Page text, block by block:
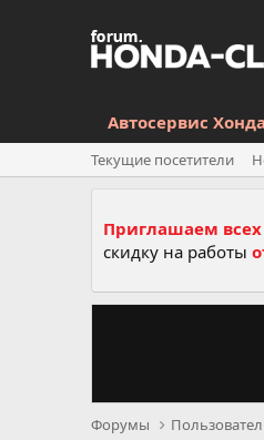
Автосервис Хонда
Текущие посетители
Приглашаем
скидку на работы
Форумы